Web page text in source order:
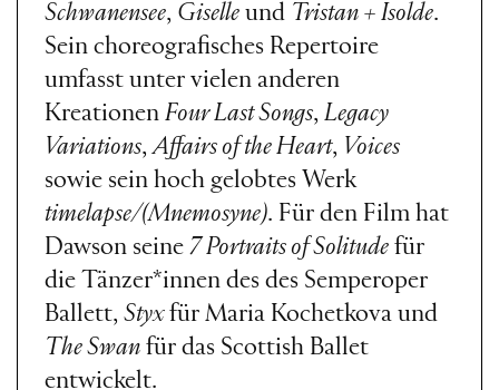
Schwanensee, Giselle und Tristan + Isolde.
Sein choreografisches Repertoire
umfasst unter vielen anderen
Kreationen Four Last Songs, Legacy
Variations,Affairs of the Heart, Voices
sowie sein hoch gelobtes Werk
timelapse/(Mnemosyne). Für den Film hat
Dawson seine 7 Portraits of Solitude für
die Tänzer*innen des des Semperoper
Ballett, Styxfür Maria Kochetkova und
The Swan für das Scottish Ballet
entwickelt.